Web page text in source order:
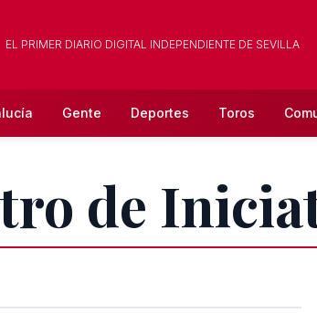
EL PRIMER DIARIO DIGITAL INDEPENDIENTE DE SEVILLA
Gente Deportes Toros
de